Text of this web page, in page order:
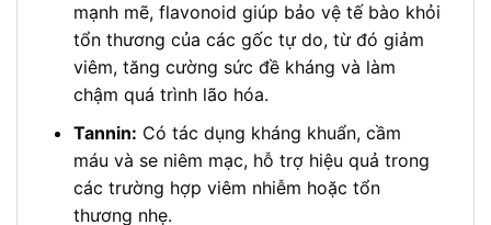
mạnh mẽ, flavonoid giúp bảo vệ tế bào khỏi
tổn thương của các gốc tự do, từ đó giảm
viêm, tăng cường sức đề kháng và làm
chậm quá trình lão hóa.
Tannin: Có tác dụng kháng khuẩn, cầm
máu và se niêm mạc, hỗ trợ hiệu quả trong
các trường hợp viêm nhiễm hoặc tổn
thương nhẹ.